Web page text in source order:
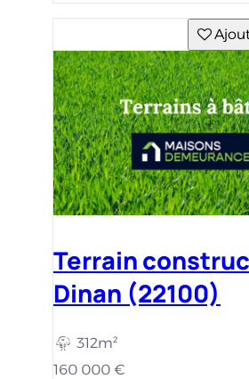
Terrain
Dinan (22100)
312m²
160 000 €